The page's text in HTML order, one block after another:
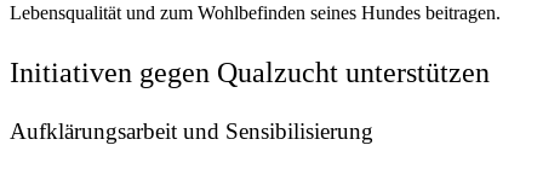
Lebensqualität und zum Wohlbefinden seines Hundes beitragen.
Initiativen gegen Qualzucht unterstützen
Aufklärungsarbeit und Sensibilisierung